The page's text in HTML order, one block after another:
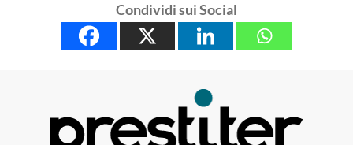
Condividi sui Social